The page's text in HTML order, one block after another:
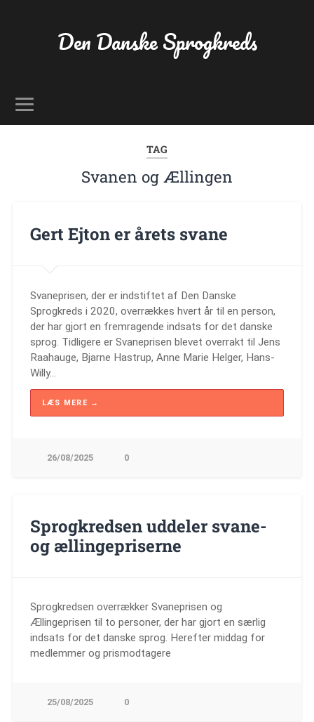
Den Danske Sprogkreds
TAG
Svanen og Ællingen
Gert Ejton er årets svane
Svaneprisen, der er indstiftet af Den Danske
Sprogkreds i 2020, overrækkes hvert år til en person,
der har gjort en fremragende indsats for det danske
sprog. Tidligere er Svaneprisen blevet overrakt til Jens
Raahauge, Bjarne Hastrup, Anne Marie Helger, Hans-
Willy…
LÆS MERE →
26/08/2025 0
Sprogkredsen uddeler svane-
og ællingepriserne
Sprogkredsen overrækker Svaneprisen og
Ællingeprisen til to personer, der har gjort en særlig
indsats for det danske sprog. Herefter middag for
medlemmer og prismodtagere
25/08/2025 0